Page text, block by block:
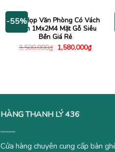
-55%
Bàn Họp Văn Phòng Có Vách
Ngăn 1Mx2M4 Mặt Gỗ Siêu
Bền Giá Rẻ
3,500,000₫ Giá
gốc
1,580,000₫Giá
hiện
HÀNG THANH LÝ 436
Cửa hàng chuyên cung cấp bàn